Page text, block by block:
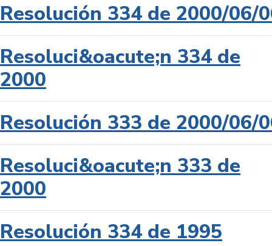
Resolución 334 de 2000/06/
Resoluci&oacute;n 334 de
2000
Resolución 333 de 2000/06/
Resoluci&oacute;n 333 de
2000
Resolución 334 de 1995